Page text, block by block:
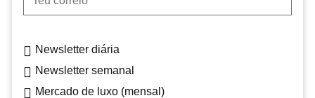
Newsletter diária
Newsletter semanal
Mercado de luxo (mensal)